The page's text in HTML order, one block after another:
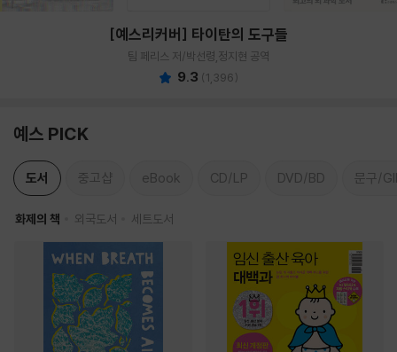
[예스리커버] 타이탄의 도구들
팀 페리스 저/박선령,정지현 공역
9.3 (1,396)
예스 PICK
도서 중고샵 eBook CD/LP DVD/BD 문구/
화제의 책 외국도서 세트도서